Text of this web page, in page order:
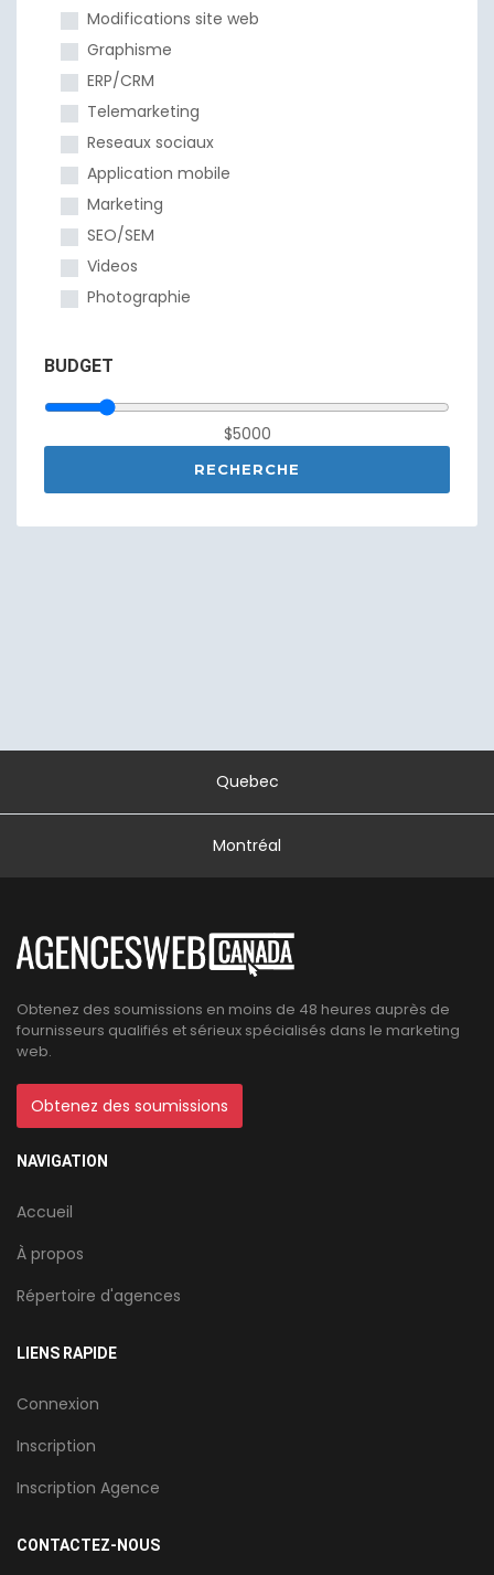
Modifications site web
Graphisme
ERP/CRM
Telemarketing
Reseaux sociaux
Application mobile
Marketing
SEO/SEM
Videos
Photographie
BUDGET
$5000
RECHERCHE
Quebec
Montréal
Obtenez des soumissions en moins de 48 heures auprès de
fournisseurs qualifiés et sérieux spécialisés dans le marketing
web.
Obtenez des soumissions
NAVIGATION
Accueil
À propos
Répertoire d'agences
LIENS RAPIDE
Connexion
Inscription
Inscription Agence
CONTACTEZ-NOUS